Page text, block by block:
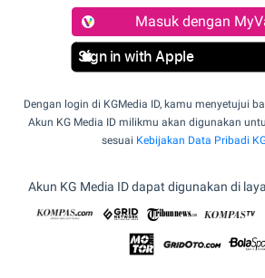
Masuk dengan
Sign in with Apple
Dengan login di KGMedia ID, kamu menyetujui
Akun KG Media ID milikmu akan digunakan
sesuai Kebijakan Data Pribadi
Akun KG Media ID dapat digunakan di